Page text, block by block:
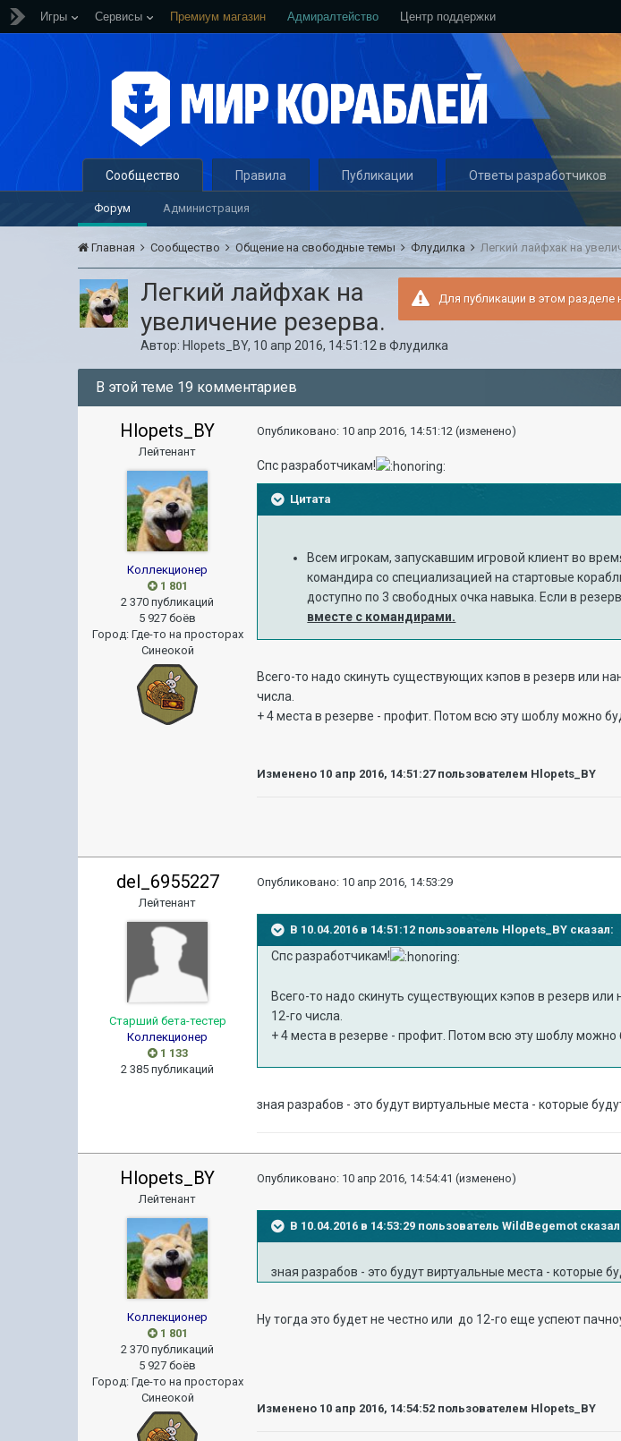
Игры Сервисы Премиум магазин Адмиралтейство Центр поддержки
Сообщество
Форум Администрация
Правила Публикации Ответы разработчиков
Главная Сообщество Общение на свободные темы Флудилка Легкий лайфхак на
Для публикации в этом разделе
Легкий лайфхак на
увеличение резерва.
Автор: Hlopets_BY, 10 апр 2016, 14:51:12 вФлудилка
В этой теме 19 комментариев
Hlopets_BY
Лейтенант
Коллекционер
1 801
2 370 публикаций
5 927 боёв
Город: Где-то на просторах
Синеокой
Опубликовано: 10 апр 2016, 14:51:12 (изменено)
Спс разработчикам!
Цитата
Всем игрокам, запускавшим игровой клиент во
командира со специализацией на стартовые
доступно по 3 свободных очка навыка. Если в
вместе с командирами.
Всего-то надо скинуть существующих кэпов в резерв или
числа.
+ 4 места в резерве - профит. Потом всю эту шоблу можно
Изменено 10 апр 2016, 14:51:27пользователем Hlopets_BY
del_6955227
Лейтенант
Старший бета-тестер
Коллекционер
1 133
2 385 публикаций
Опубликовано: 10 апр 2016, 14:53:29
В 10.04.2016 в 14:51:12 пользователь Hlopets_BY сказал:
Спс разработчикам!
Всего-то надо скинуть существующих кэпов в резерв
12-го числа.
+ 4 места в резерве - профит. Потом всю эту шоблу можно
зная разрабов - это будут виртуальные места - которые
Hlopets_BY
Лейтенант
Коллекционер
1 801
2 370 публикаций
5 927 боёв
Город: Где-то на просторах
Синеокой
Опубликовано: 10 апр 2016, 14:54:41 (изменено)
В 10.04.2016 в 14:53:29 пользователь WildBegemot
зная разрабов - это будут виртуальные места - которые
Ну тогда это будет не честно или до 12-го еще успеют
Изменено 10 апр 2016, 14:54:52 пользователем Hlopets_BY